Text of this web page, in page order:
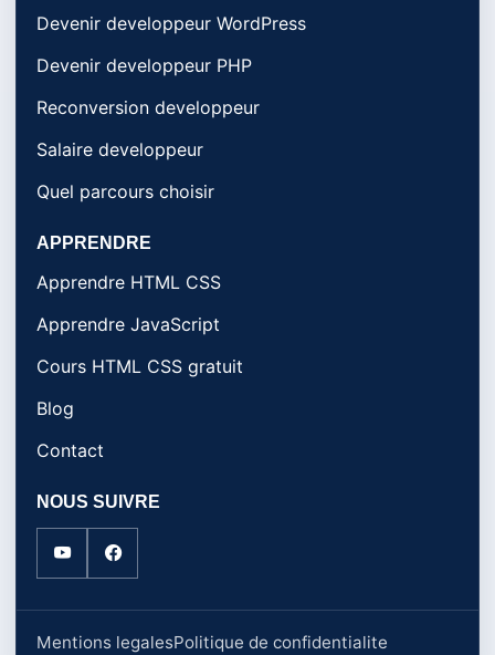
Devenir developpeur WordPress
Devenir developpeur PHP
Reconversion developpeur
Salaire developpeur
Quel parcours choisir
APPRENDRE
Apprendre HTML CSS
Apprendre JavaScript
Cours HTML CSS gratuit
Blog
Contact
NOUS SUIVRE
Mentions legalesPolitique de confidentialite